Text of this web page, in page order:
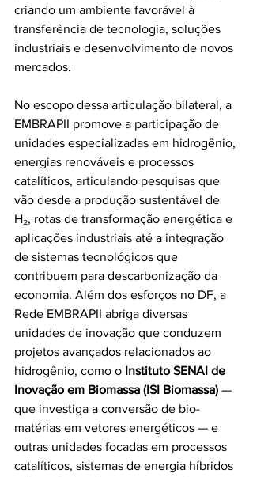
criando um ambiente favorável à
transferência de tecnologia, soluções
industriais e desenvolvimento de novos
mercados.
No escopo dessa articulação bilateral, a
EMBRAPII promove a participação de
unidades especializadas em hidrogênio,
energias renováveis e processos
catalíticos, articulando pesquisas que
vão desde a produção sustentável de
H₂, rotas de transformação energética e
aplicações industriais até a integração
de sistemas tecnológicos que
contribuem para descarbonização da
economia. Além dos esforços no DF, a
Rede EMBRAPII abriga diversas
unidades de inovação que conduzem
projetos avançados relacionados ao
hidrogênio, como o Instituto SENAI de
Inovação em Biomassa (ISI Biomassa) —
que investiga a conversão de bio-
matérias em vetores energéticos — e
outras unidades focadas em processos
catalíticos, sistemas de energia híbridos